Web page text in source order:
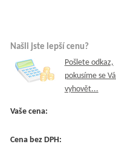
Našli jste lepší cenu?
Pošlete odkaz,
pokusíme se
vyhovět...
Vaše cena:
Cena bez DPH: